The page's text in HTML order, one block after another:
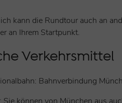
kann die Rundtour auch an
an Ihrem Startpunkt.
Verkehrsmittel
Bahnverbindung